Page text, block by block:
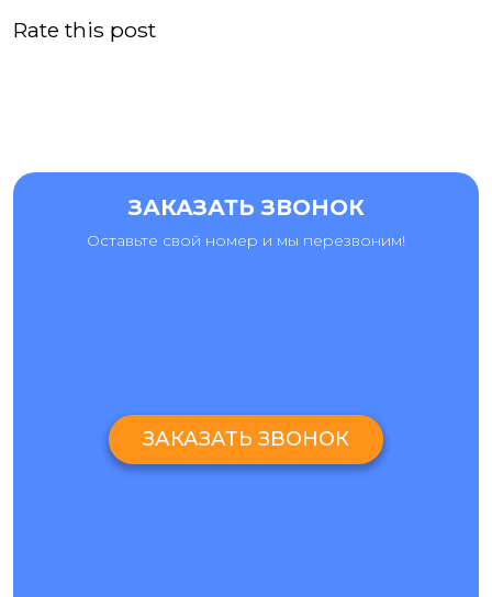
Rate this post
ЗАКАЗАТЬ ЗВОНОК
Оставьте свой номер и мы перезвоним!
ЗАКАЗАТЬ ЗВОНОК